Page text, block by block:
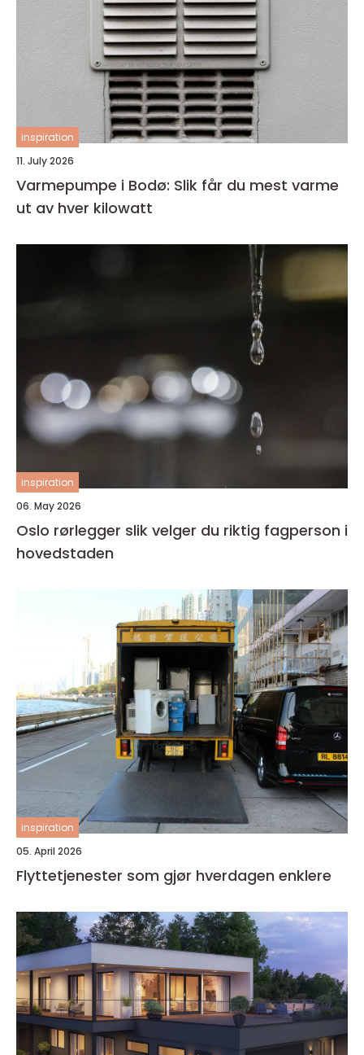
inspiration
11. July 2026
Varmepumpe i Bodø: Slik får du mest varme
ut av hver kilowatt
inspiration
06. May 2026
Oslo rørlegger slik velger du riktig fagperson i
hovedstaden
inspiration
05. April 2026
Flyttetjenester som gjør hverdagen enklere